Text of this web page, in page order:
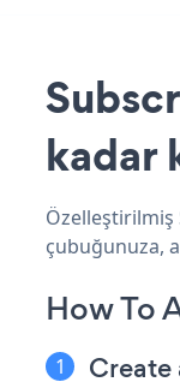
kadar
Özelleştirilmiş
çubuğunuza,
How To
Create